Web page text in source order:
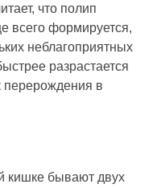
что полип
всего формируется,
неблагоприятных
разрастается
в
кишке бывают двух